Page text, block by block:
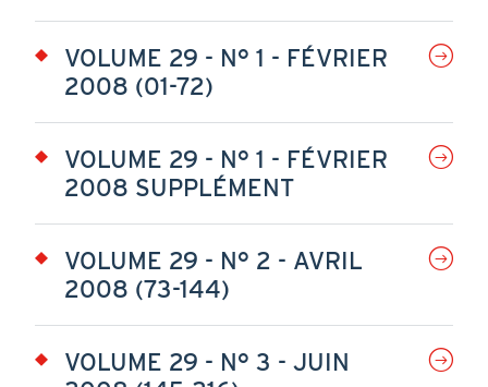
VOLUME 29 - N° 1 - FÉVRIER
2008 (01-72)
VOLUME 29 - N° 1 - FÉVRIER
2008 SUPPLÉMENT
VOLUME 29 - N° 2 - AVRIL
2008 (73-144)
VOLUME 29 - N° 3 - JUIN